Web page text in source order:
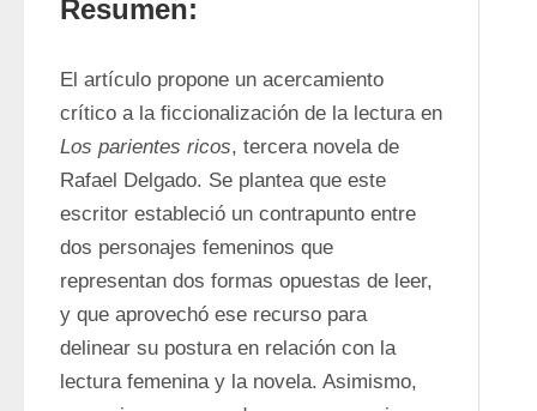
Resumen:
El artículo propone un acercamiento
Los parientes ricos, tercera novela de
Rafael Delgado. Se plantea que este
escritor estableció un contrapunto entre
dos personajes femeninos que
representan dos formas opuestas de leer,
y que aprovechó ese recurso para
delinear su postura en relación con la
lectura femenina y la novela. Asimismo,